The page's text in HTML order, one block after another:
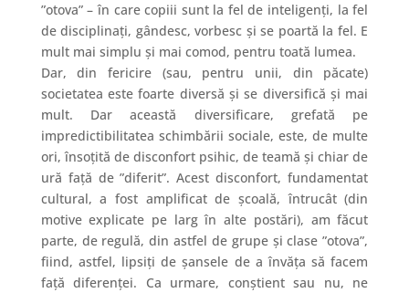
”otova” – în care copiii sunt la fel de inteligenți, la fel
de disciplinați, gândesc, vorbesc și se poartă la fel. E
mult mai simplu și mai comod, pentru toată lumea.
Dar, din fericire (sau, pentru unii, din păcate)
societatea este foarte diversă și se diversifică și mai
mult. Dar această diversificare, grefată pe
impredictibilitatea schimbării sociale, este, de multe
ori, însoțită de disconfort psihic, de teamă și chiar de
ură față de ”diferit”. Acest disconfort, fundamentat
cultural, a fost amplificat de școală, întrucât (din
motive explicate pe larg în alte postări), am făcut
parte, de regulă, din astfel de grupe și clase ”otova”,
fiind, astfel, lipsiți de șansele de a învăța să facem
față diferenței. Ca urmare, conștient sau nu, ne